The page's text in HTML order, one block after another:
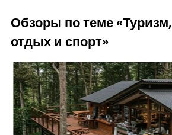
Обзоры по теме «Туризм,
отдых и спорт»